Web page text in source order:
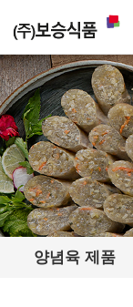
양념육 제품